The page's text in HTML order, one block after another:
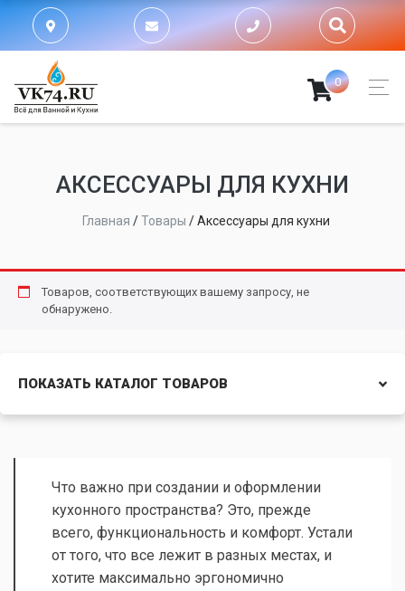
0
АКСЕССУАРЫ ДЛЯ КУХНИ
Главная /Товары /Аксессуары для кухни
Товаров, соответствующих вашему запросу, не
обнаружено.
ПОКАЗАТЬ КАТАЛОГ ТОВАРОВ
Что важно при создании и оформлении
кухонного пространства? Это, прежде
всего, функциональность и комфорт. Устали
от того, что все лежит в разных местах, и
хотите максимально эргономично